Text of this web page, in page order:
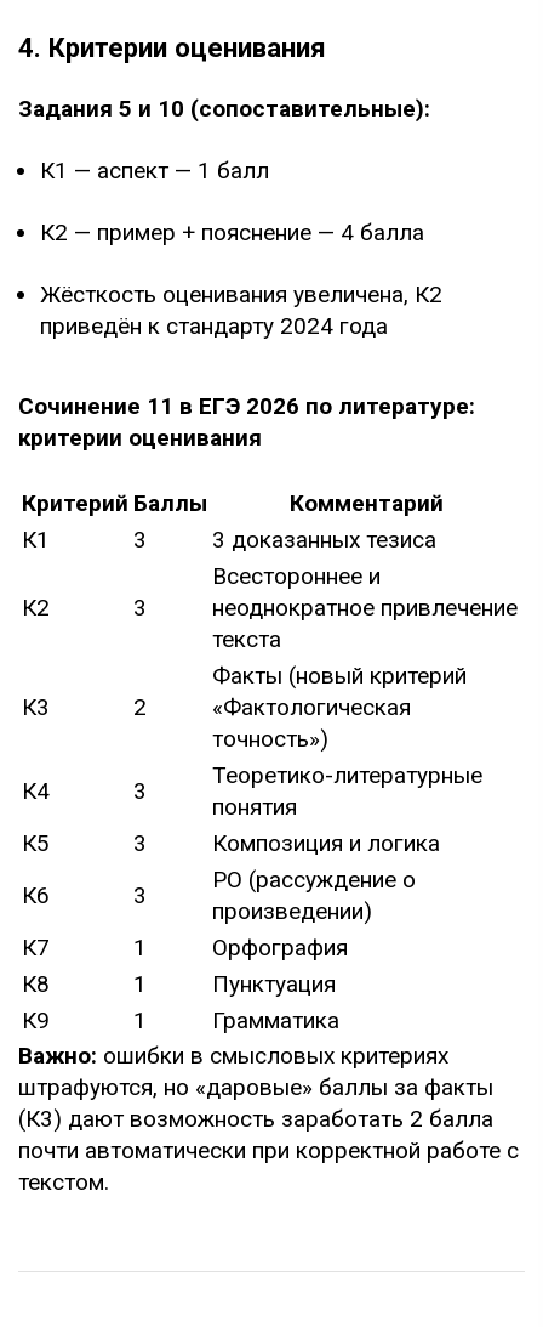
4. Критерии оценивания
Задания 5 и 10 (сопоставительные):
К1 — аспект — 1 балл
К2 — пример + пояснение — 4 балла
Жёсткость оценивания увеличена, К2
приведён к стандарту 2024 года
Сочинение 11 в ЕГЭ 2026 по литературе:
критерии оценивания
Критерий Баллы
Комментарий
К1
3 3 доказанных тезиса
К2 3
Всестороннее и
неоднократное привлечение
текста
К3 2
Факты (новый критерий
«Фактологическая
точность»)
К4
3
Теоретико-литературные
понятия
К5
3
Композиция и логика
К6
3
РО (рассуждение о
произведении)
К7
1
Орфография
К8
1
Пунктуация
К9
1
Грамматика
Важно: ошибки в смысловых критериях
штрафуются, но «даровые» баллы за факты
(К3) дают возможность заработать 2 балла
почти автоматически при корректной работе с
текстом.